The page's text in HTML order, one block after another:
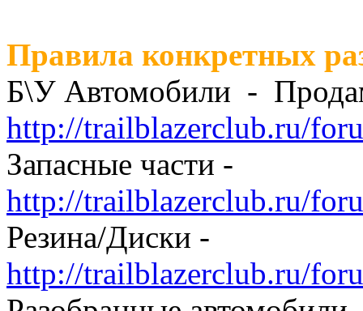
Правила конкретных
Б\У Автомобили -
http://trailblazerclub.ru/
Запасные части -
http://trailblazerclub.ru/
Резина/Диски -
http://trailblazerclub.ru/